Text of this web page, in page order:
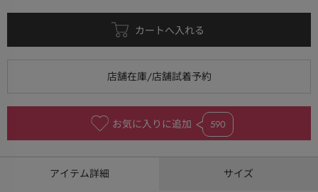
お気に入りに追加 590
アイテム詳細 サイズ